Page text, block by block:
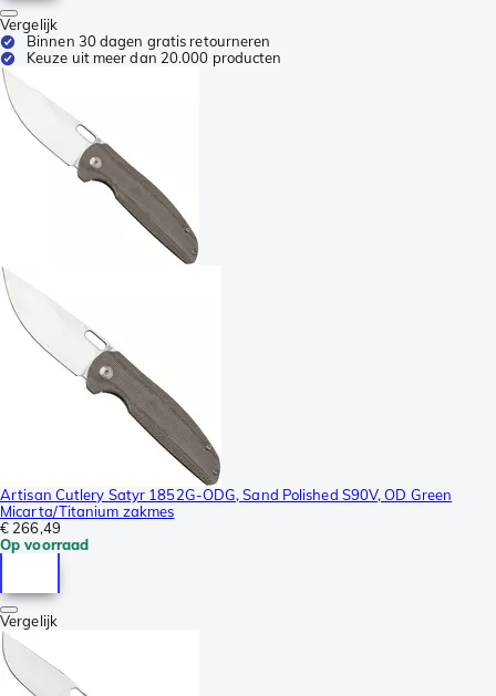
Vergelijk
Binnen 30 dagen gratis retourneren
Keuze uit meer dan 20.000 producten
Artisan Cutlery Satyr 1852G-ODG, Sand Polished S90V, OD Green
Micarta/Titanium zakmes
€ 266,49
Op voorraad
Vergelijk